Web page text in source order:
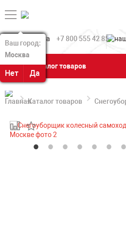
Ваш город:
Москва
Нет Да
Ваш город:
Москва
Нет Да
+7 800 555 42 85
Каталог товаров
Каталог товаров